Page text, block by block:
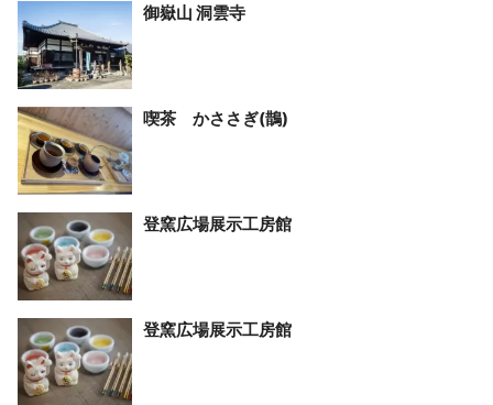
御嶽山 洞雲寺
喫茶 かささぎ(鵲)
登窯広場展示工房館
登窯広場展示工房館